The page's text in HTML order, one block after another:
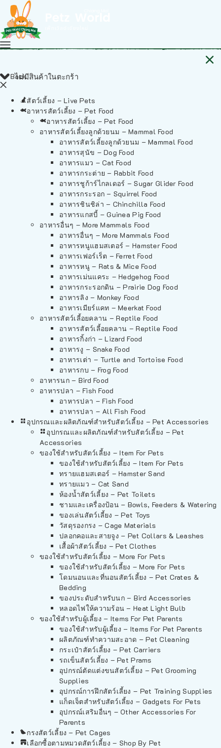
ไม่มีสินค้าในตะกร้า
Back
สัตว์เลี้ยง – Live Pets
อาหารสัตว์เลี้ยง – Pet Food
อาหารสัตว์เลี้ยง – Pet Food
อาหารสัตว์เลี้ยงลูกด้วยนม – Mammal Food
อาหารสัตว์เลี้ยงลูกด้วยนม – Mammal Food
อาหารสุนัข – Dog Food
อาหารแมว – Cat Food
อาหารกระต่าย – Rabbit Food
อาหารชูก้าร์ไกลเดอร์ – Sugar Glider Food
อาหารกระรอก – Squirrel Food
อาหารชินชิล่า – Chinchilla Food
อาหารแกสบี้ – Guinea Pig Food
อาหารอื่นๆ – More Mammals Food
อาหารอื่นๆ – More Mammals Food
อาหารหนูแฮมสเตอร์ – Hamster Food
อาหารเฟอร์เร็ต – Ferret Food
อาหารหนู – Rats & Mice Food
อาหารเม่นแคระ – Hedgehog Food
อาหารกระรอกดิน – Prairie Dog Food
อาหารลิง – Monkey Food
อาหารเมียร์แคท – Meerkat Food
อาหารสัตว์เลี้อยคลาน – Reptile Food
อาหารสัตว์เลี้อยคลาน – Reptile Food
อาหารกิ้งก่า – Lizard Food
อาหารงู – Snake Food
อาหารเต่า – Turtle and Tortoise Food
อาหารกบ – Frog Food
อาหารนก – Bird Food
อาหารปลา – Fish Food
อาหารปลา – Fish Food
อาหารปลา – All Fish Food
อุปกรณและผลิตภัณฑ์สำหรับสัตว์เลี้ยง – Pet Accessories
อุปกรณและผลิตภัณฑ์สำหรับสัตว์เลี้ยง – Pet
Accessories
ของใช้สำหรับสัตว์เลี้ยง – Item For Pets
ของใช้สำหรับสัตว์เลี้ยง – Item For Pets
ทรายแฮมสเตอร์ – Hamster Sand
ทรายแมว – Cat Sand
ห้องน้ำสัตว์เลี้ยง – Pet Toilets
ชามและเครื่องป้อน – Bowls, Feeders & Watering
ของเล่นสัตว์เลี้ยง – Pet Toys
วัสดุรองกรง – Cage Materials
ปลอกคอและสายจูง – Pet Collars & Leashes
เสื้อผ้าสัตว์เลี้ยง – Pet Clothes
ของใช้สำหรับสัตว์เลี้ยง – More For Pets
ของใช้สำหรับสัตว์เลี้ยง – More For Pets
โดมนอนและที่นอนสัตว์เลี้ยง – Pet Crates &
Bedding
ของประดับสำหรับนก – Bird Accessories
หลอดไฟให้ความร้อน – Heat Light Bulb
ของใช้สำหรับผู้เลี้ยง – Items For Pet Parents
ของใช้สำหรับผู้เลี้ยง – Items For Pet Parents
ผลิตภัณฑ์ทำความสะอาด – Pet Cleaning
กระเป๋าสัตว์เลี้ยง – Pet Carriers
รถเข็นสัตว์เลี้ยง – Pet Prams
อุปกรณ์ตัดแต่งขนสัตว์เลี้ยง – Pet Grooming
Supplies
อุปกรณ์การฝึกสัตว์เลี้ยง – Pet Training Supplies
แก็ดเจ็ตสำหรับสัตว์เลี้ยง – Gadgets For Pets
อุปกรณ์เสริมอื่นๆ – Other Accessories For
Parents
กรงสัตว์เลี้ยง – Pet Cages
เลือกซื้อตามหมวดสัตว์เลี้ยง – Shop By Pet